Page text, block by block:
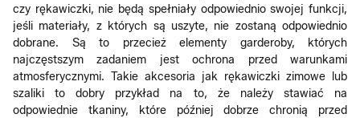
czy rękawiczki, nie będą spełniały odpowiednio swojej funkcji,
jeśli materiały, z których są uszyte, nie zostaną odpowiednio
dobrane. Są to przecież elementy garderoby, których
najczęstszym zadaniem jest ochrona przed warunkami
atmosferycznymi. Takie akcesoria jak rękawiczki zimowe lub
szaliki to dobry przykład na to, że należy stawiać na
odpowiednie tkaniny, które później dobrze chronią przed